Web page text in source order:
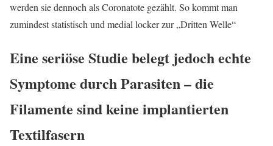
werden sie dennoch als Coronatote gezählt. So kommt man
zumindest statistisch und medial locker zur „Dritten Welle“
Eine seriöse Studie belegt jedoch echte
Symptome durch Parasiten – die
Filamente sind keine implantierten
Textilfasern